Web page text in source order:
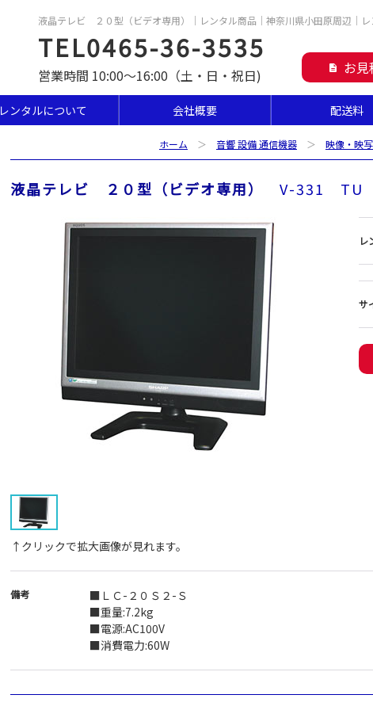
液晶テレビ ２０型（ビデオ専用）｜レンタル商品｜神奈川県小田原周辺｜
TEL0465-36-3535
営業時間 10:00～16:00（土・日・祝日) description お見
レンタルについて 会社概要 配送料
ホーム ＞ 音響 設備 通信機器 ＞ 映像・映
液晶テレビ ２０型（ビデオ専用） V-331 TU
↑クリックで拡大画像が見れます。
レ
サ
備考
■ＬＣ-２０Ｓ２-Ｓ
■重量:7.2kg
■電源:AC100V
■消費電力:60W